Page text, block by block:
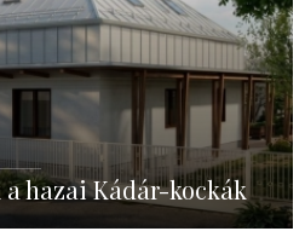
hazai Kádár-kockák